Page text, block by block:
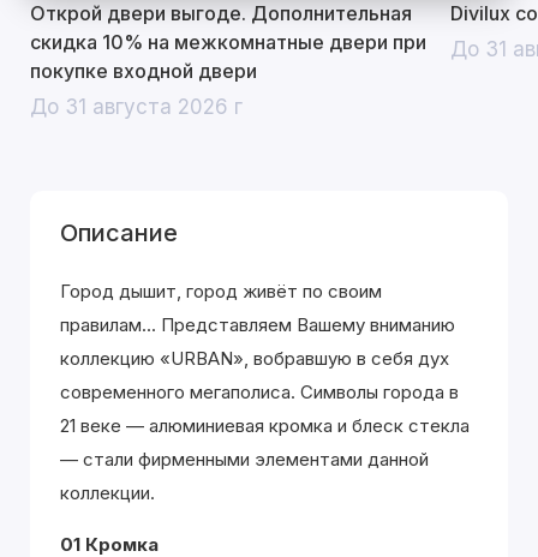
Открой двери выгоде. Дополнительная
скидка 10% на межкомнатные двери при
покупке входной двери
До 31 августа 2026 г
Divilux
До 31
Описание
Город дышит, город живёт по своим
правилам... Представляем Вашему вниманию
коллекцию «URBAN», вобравшую в себя дух
современного мегаполиса. Символы города в
21 веке — алюминиевая кромка и блеск стекла
— стали фирменными элементами данной
коллекции.
01 Кромка